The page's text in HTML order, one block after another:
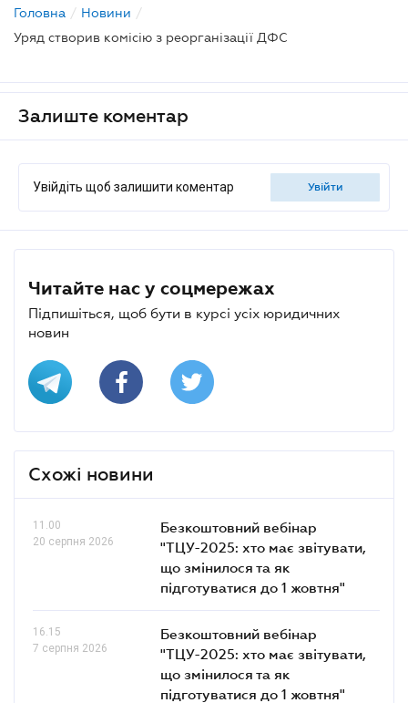
Головна / Новини /
Уряд створив комісію з реорганізації ДФС
Залиште коментар
Увійдіть щоб залишити коментар увійти
Читайте нас у соцмережах
Підпишіться, щоб бути в курсі усіх юридичних
новин
Схожі новини
11.00
20 серпня 2026
Безкоштовний вебінар
"ТЦУ-2025: хто має звітувати,
що змінилося та як
підготуватися до 1 жовтня"
16.15
7 серпня 2026
Безкоштовний вебінар
"ТЦУ-2025: хто має звітувати,
що змінилося та як
підготуватися до 1 жовтня"